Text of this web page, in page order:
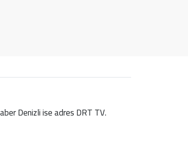
Denizli ise adres DRT TV.